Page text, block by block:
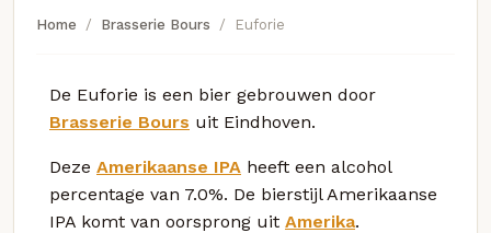
Home Brasserie Bours Euforie
De Euforie is een bier gebrouwen door
Brasserie Bours uit Eindhoven.
Deze Amerikaanse IPA heeft een alcohol
percentage van 7.0%. De bierstijl Amerikaanse
IPA komt van oorsprong uit Amerika.